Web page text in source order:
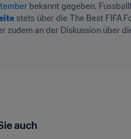
bekannt gegeben.
stets über die The Best FIFA
zudem an der Diskussion über
auch